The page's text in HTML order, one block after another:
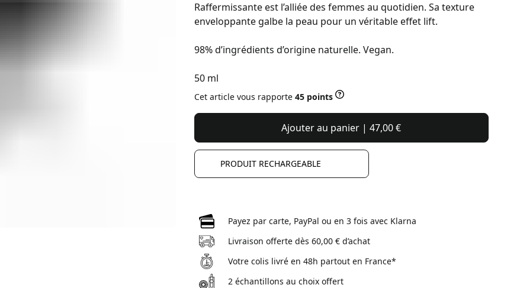
Raffermissante est l’alliée des femmes au quotidien. Sa texture
enveloppante galbe la peau pour un véritable effet lift.
98% d’ingrédients d’origine naturelle. Vegan.
50 ml
Cet article vous rapporte 45 points
Ajouter au panier | 47,00 €
PRODUIT RECHARGEABLE
Payez par carte, PayPal ou en 3 fois avec Klarna
Livraison offerte dès 60,00 € d’achat
Votre colis livré en 48h partout en France*
2 échantillons au choix offert